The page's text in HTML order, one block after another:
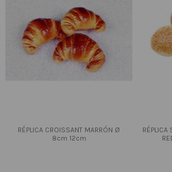
RÉPLICA CROISSANT MARRÓN Ø
8cm 12cm
RÉPLICA